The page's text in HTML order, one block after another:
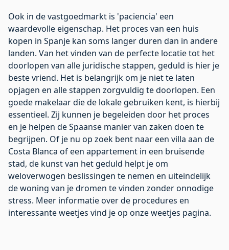
Ook in de vastgoedmarkt is 'paciencia' een
waardevolle eigenschap. Het proces van een huis
kopen in Spanje kan soms langer duren dan in andere
landen. Van het vinden van de perfecte locatie tot het
doorlopen van alle juridische stappen, geduld is hier je
beste vriend. Het is belangrijk om je niet te laten
opjagen en alle stappen zorgvuldig te doorlopen. Een
goede makelaar die de lokale gebruiken kent, is hierbij
essentieel. Zij kunnen je begeleiden door het proces
en je helpen de Spaanse manier van zaken doen te
begrijpen. Of je nu op zoek bent naar een villa aan de
Costa Blanca of een appartement in een bruisende
stad, de kunst van het geduld helpt je om
weloverwogen beslissingen te nemen en uiteindelijk
de woning van je dromen te vinden zonder onnodige
stress. Meer informatie over de procedures en
interessante weetjes vind je op onzeweetjes pagina.